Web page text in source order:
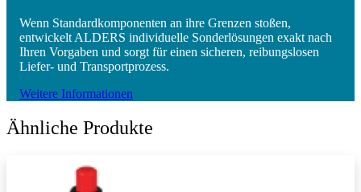
Wenn Standardkomponenten an ihre Grenzen stoßen,
entwickelt ALDERS individuelle Sonderlösungen exakt nach
Ihren Vorgaben und sorgt für einen sicheren, reibungslosen
Liefer- und Transportprozess.
Weitere Informationen
Ähnliche Produkte